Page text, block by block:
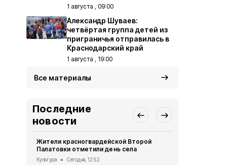
1 августа , 09:00
Александр Шуваев:
четвёртая группа детей из
приграничья отправилась в
Краснодарский край
1 августа , 19:00
Все материалы
Последние
новости
Жители красногвардейской Второй
Палатовки отметили день села
Культура Сегодня, 12:52